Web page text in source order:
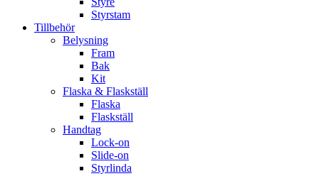
Styrstam
Tillbehör
Belysning
Fram
Bak
Kit
Flaska & Flaskställ
Flaska
Flaskställ
Handtag
Lock-on
Slide-on
Styrlinda